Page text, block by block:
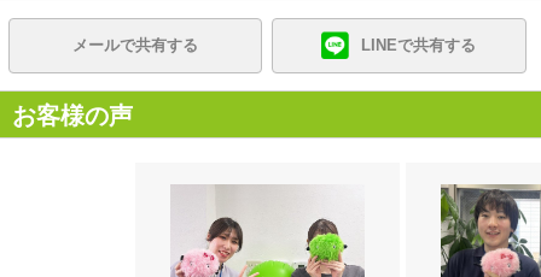
メールで共有する LINEで共有する
お客様の声